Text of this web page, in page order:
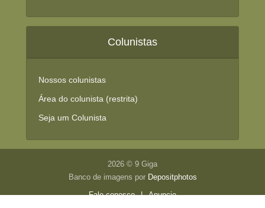
Colunistas
Nossos colunistas
Área do colunista (restrita)
Seja um Colunista
2026 © 9 Giga
Banco de imagens por Depositphotos
Fale conosco
| Anuncie